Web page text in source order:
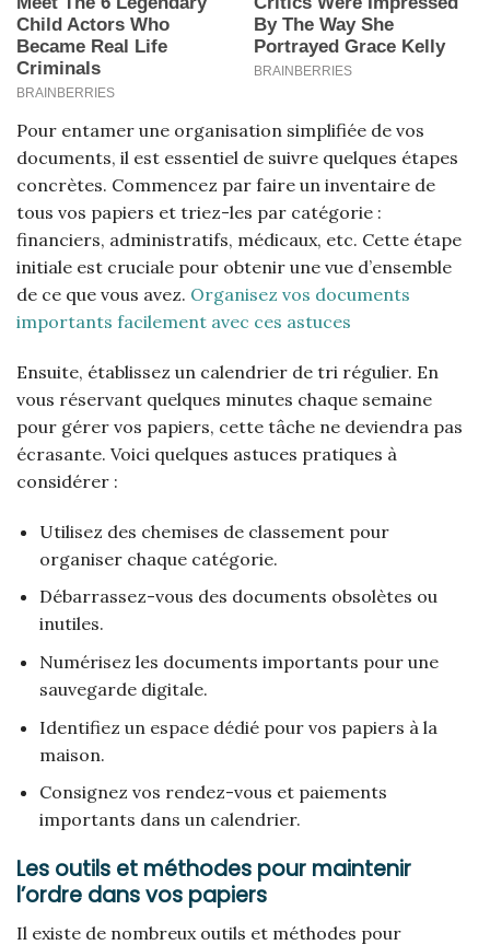
Pour entamer une organisation simplifiée de vos
documents, il est essentiel de suivre quelques étapes
concrètes. Commencez par faire un inventaire de
tous vos papiers et triez-les par catégorie :
financiers, administratifs, médicaux, etc. Cette étape
initiale est cruciale pour obtenir une vue d’ensemble
de ce que vous avez. Organisez vos documents
importants facilement avec ces astuces
Ensuite, établissez un calendrier de tri régulier. En
vous réservant quelques minutes chaque semaine
pour gérer vos papiers, cette tâche ne deviendra pas
écrasante. Voici quelques astuces pratiques à
considérer :
Utilisez des chemises de classement pour
organiser chaque catégorie.
Débarrassez-vous des documents obsolètes ou
inutiles.
Numérisez les documents importants pour une
sauvegarde digitale.
Identifiez un espace dédié pour vos papiers à la
maison.
Consignez vos rendez-vous et paiements
importants dans un calendrier.
Les outils et méthodes pour maintenir
l’ordre dans vos papiers
Il existe de nombreux outils et méthodes pour